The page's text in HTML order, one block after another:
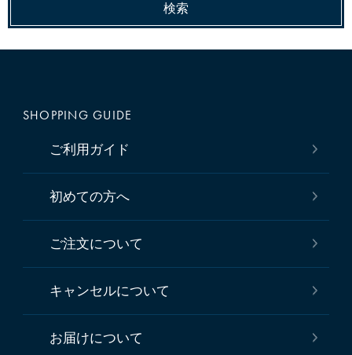
SHOPPING GUIDE
ご利用ガイド
初めての方へ
ご注文について
キャンセルについて
お届けについて